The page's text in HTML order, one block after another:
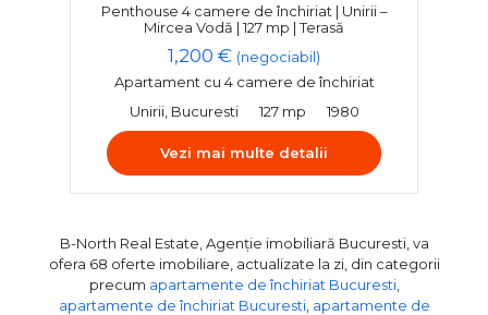
Penthouse 4 camere de închiriat | Unirii –
Mircea Vodă | 127 mp | Terasă
1,200 € (negociabil)
Apartament cu 4 camere de închiriat
Unirii, Bucuresti
127 mp 1980
Vezi mai multe detalii
B-North Real Estate, Agenție imobiliară Bucuresti, va
ofera 68 oferte imobiliare, actualizate la zi, din categorii
precum apartamente de închiriat Bucuresti,
apartamente de închiriat Bucuresti, apartamente de